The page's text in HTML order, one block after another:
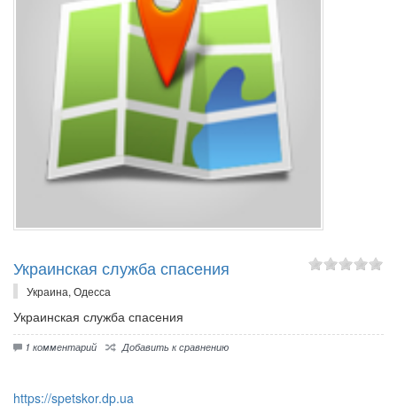
Укра­ин­ская служ­ба спа­се­ния
Украина, Одесса
Укра­ин­ская служ­ба спа­се­ния
1 комментарий Добавить к сравнению
https://spetskor.dp.ua